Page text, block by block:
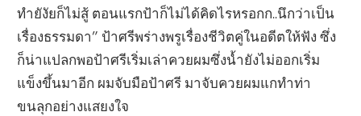
ทำยังัยก็ไม่สู้ ตอนแรกป้าก็ไม่ได้คิดไรหรอกก..นึกว่าเป็น
เรื่องธรรมดา” ป้าศรีพร่างพรูเรื่องชีวิตคู่ในอดีตให้ฟัง ซึ่ง
ก็น่าแปลกพอป้าศรีเริ่มเล่าควยผมซึ่งน้ำยังไม่ออกเริ่ม
แข็งขึ้นมาอีก ผมจับมือป้าศรี มาจับควยผมแกทำท่า
ขนลุกอย่างแสยงใจ